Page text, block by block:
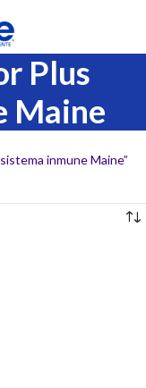
Plus
Maine
inmune Maine”